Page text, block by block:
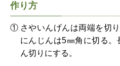
作り方
① さやいんげんは両端を切
にんじんは5㎜角に切る。
ん切りにする。